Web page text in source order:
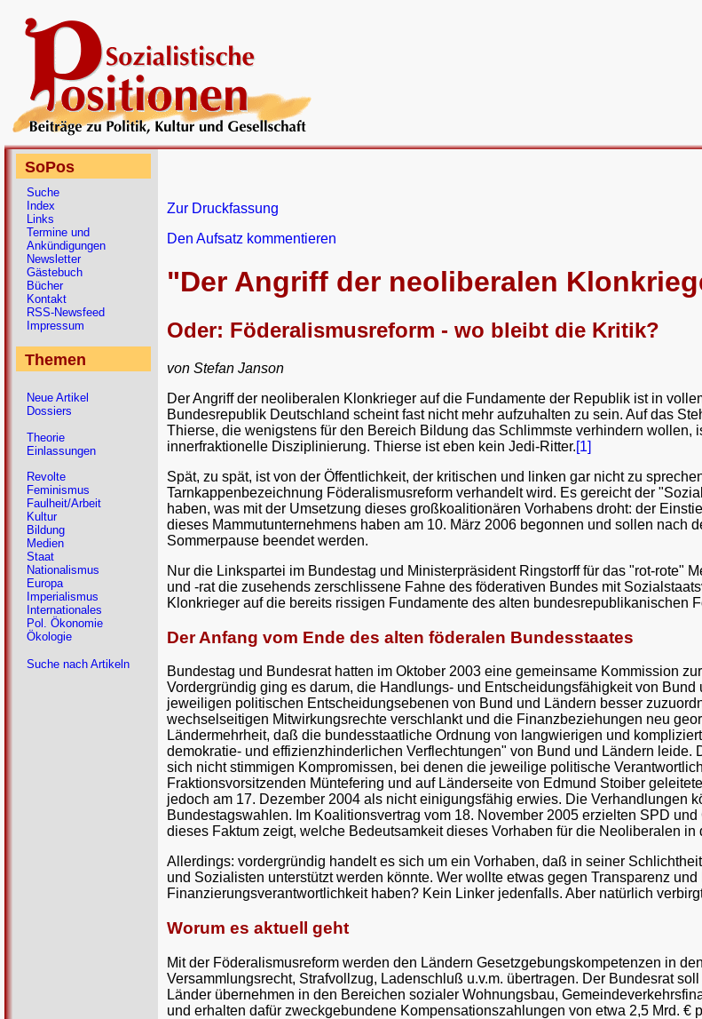
Zur Druckfassung
Den Aufsatz kommentieren
"Der Angriff der neoliberalen
Oder: Föderalismusreform - wo bleibt die Kritik?
von Stefan Janson
Der Angriff der neoliberalen Klonkrieger auf die Fundamente der Republik ist in
Bundesrepublik Deutschland scheint fast nicht mehr aufzuhalten zu sein. Auf das
Thierse, die wenigstens für den Bereich Bildung das Schlimmste verhindern
innerfraktionelle Disziplinierung. Thierse ist eben kein Jedi-Ritter.[1]
Spät, zu spät, ist von der Öffentlichkeit, der kritischen und linken gar nicht zu
Tarnkappenbezeichnung Föderalismusreform verhandelt wird. Es gereicht der
haben, was mit der Umsetzung dieses großkoalitionären Vorhabens droht: der
dieses Mammutunternehmens haben am 10. März 2006 begonnen und sollen nach
Sommerpause beendet werden.
Nur die Linkspartei im Bundestag und Ministerpräsident Ringstorff für das "rot-rote"
und -rat die zusehends zerschlissene Fahne des föderativen Bundes mit
Klonkrieger auf die bereits rissigen Fundamente des alten
Der Anfang vom Ende des alten föderalen Bundesstaates
Bundestag und Bundesrat hatten im Oktober 2003 eine gemeinsame Kommission
Vordergründig ging es darum, die Handlungs- und Entscheidungsfähigkeit von
jeweiligen politischen Entscheidungsebenen von Bund und Ländern besser
wechselseitigen Mitwirkungsrechte verschlankt und die Finanzbeziehungen neu
Ländermehrheit, daß die bundesstaatliche Ordnung von langwierigen und
demokratie- und effizienzhinderlichen Verflechtungen" von Bund und Ländern
sich nicht stimmigen Kompromissen, bei denen die jeweilige politische
Fraktionsvorsitzenden Müntefering und auf Länderseite von Edmund Stoiber
jedoch am 17. Dezember 2004 als nicht einigungsfähig erwies. Die Verhandlungen
Bundestagswahlen. Im Koalitionsvertrag vom 18. November 2005 erzielten SPD
dieses Faktum zeigt, welche Bedeutsamkeit dieses Vorhaben für die Neoliberalen in
Allerdings: vordergründig handelt es sich um ein Vorhaben, daß in seiner
und Sozialisten unterstützt werden könnte. Wer wollte etwas gegen Transparenz
Finanzierungsverantwortlichkeit haben? Kein Linker jedenfalls. Aber natürlich
Worum es aktuell geht
Mit der Föderalismusreform werden den Ländern Gesetzgebungskompetenzen in
Versammlungsrecht, Strafvollzug, Ladenschluß u.v.m. übertragen. Der Bundesrat
Länder übernehmen in den Bereichen sozialer Wohnungsbau,
und erhalten dafür zweckgebundene Kompensationszahlungen von etwa 2,5 Mrd. €
SoPos
Suche
Index
Links
Termine und
Ankündigungen
Newsletter
Gästebuch
Bücher
Kontakt
RSS-Newsfeed
Impressum
Themen
Neue Artikel
Dossiers
Theorie
Einlassungen
Revolte
Feminismus
Faulheit/Arbeit
Kultur
Bildung
Medien
Staat
Nationalismus
Europa
Imperialismus
Internationales
Pol. Ökonomie
Ökologie
Suche nach Artikeln